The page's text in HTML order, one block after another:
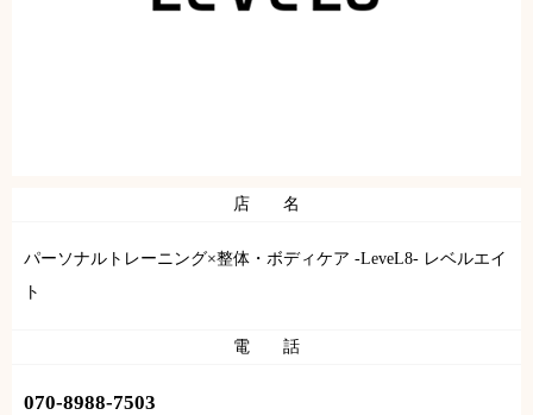
店 名
パーソナルトレーニング×整体・ボディケア -LeveL8- レベルエイ
ト
電 話
070-8988-7503